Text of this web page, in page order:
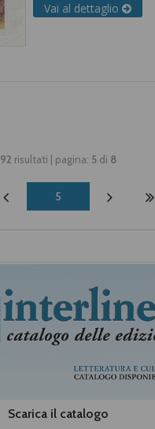
Vai al dettaglio
92 risultati | pagina: 5 di 8
5
Scarica il catalogo